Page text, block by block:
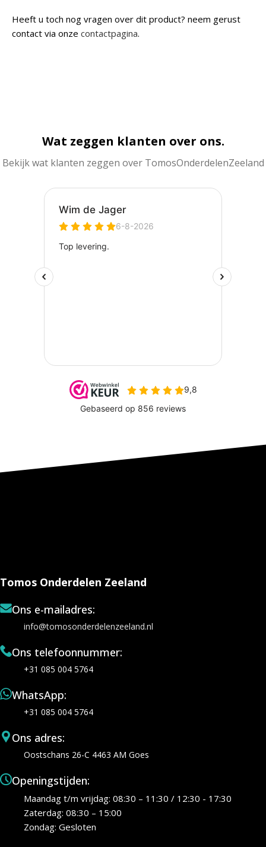
Heeft u toch nog vragen over dit product? neem gerust
contact via onze contactpagina.
Wat zeggen klanten over ons.
Bekijk wat klanten zeggen over TomosOnderdelenZeeland
Tomos Onderdelen Zeeland
Ons e-mailadres:
info@tomosonderdelenzeeland.nl
Ons telefoonnummer:
+31 085 004 5764
WhatsApp:
+31 085 004 5764
Ons adres:
Oostschans 26-C 4463 AM Goes
Openingstijden:
Maandag t/m vrijdag: 08:30 – 11:30 / 12:30 - 17:30
Zaterdag: 08:30 – 15:00
Zondag: Gesloten